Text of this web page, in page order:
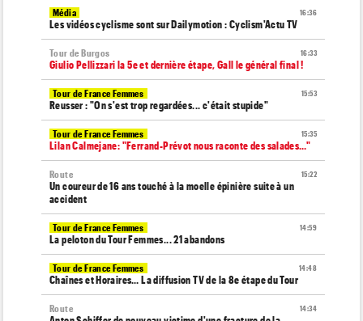
16:36
Média
Les vidéos cyclisme sont sur Dailymotion : Cyclism'Actu TV
16:33
Tour de Burgos
Giulio Pellizzari la 5e et dernière étape, Gall le général final !
15:53
Tour de France Femmes
Reusser : "On s'est trop regardées... c'était stupide"
15:35
Tour de France Femmes
Lilan Calmejane: "Ferrand-Prévot nous raconte des salades…"
15:22
Route
Un coureur de 16 ans touché à la moelle épinière suite à un
accident
14:59
Tour de France Femmes
La peloton du Tour Femmes... 21 abandons
14:48
Tour de France Femmes
Chaînes et Horaires… La diffusion TV de la 8e étape du Tour
14:34
Route